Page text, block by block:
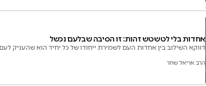
אחדות בלי לטשטש זהות: זו הסיבה שבלעם נכשל
דווקא השילוב בין אחדות העם לשמירת ייחודו של כל יחיד הוא שהעניק
הרב אריאל שחר